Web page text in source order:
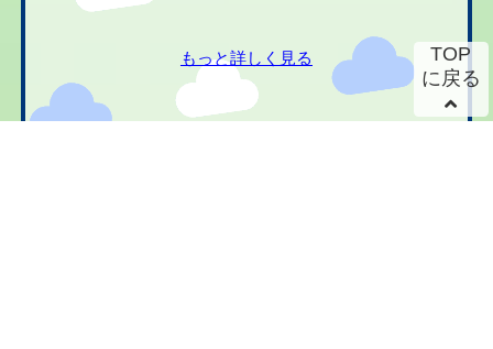
もっと詳しく見る
TOP
に戻る